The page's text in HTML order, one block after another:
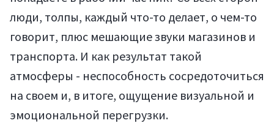
люди, толпы, каждый что-то делает, о чем-то
говорит, плюс мешающие звуки магазинов и
транспорта. И как результат такой
атмосферы - неспособность сосредоточиться
на своем и, в итоге, ощущение визуальной и
эмоциональной перегрузки.